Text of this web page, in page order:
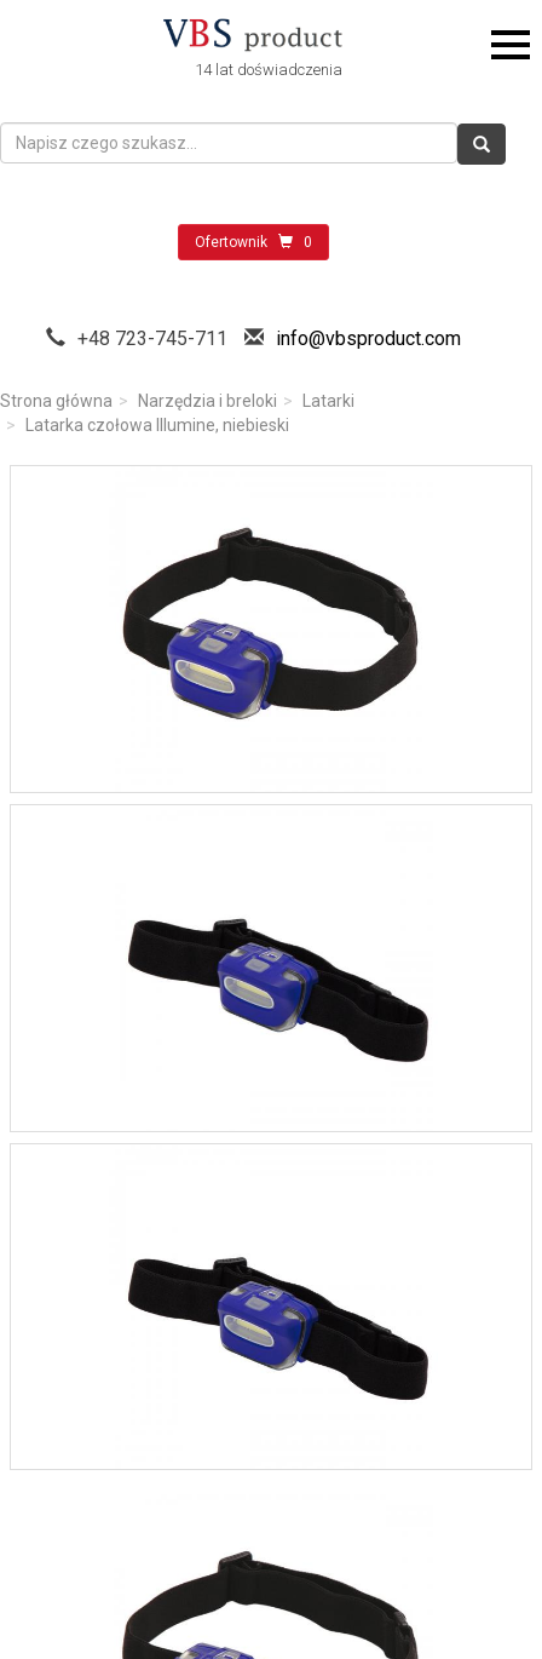
14 lat doświadczenia
Ofertownik 0
+48 723-745-711 info@vbsproduct.com
Strona główna Narzędzia i breloki
Latarki
Latarka czołowa Illumine, niebieski